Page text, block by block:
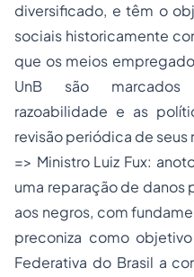
diversificado, e têm o
sociais historicamente
que os meios
UnB são marcados
razoabilidade e as
revisão periódica de seus
=> Ministro Luiz Fux:
uma reparação de danos
aos negros, com
preconiza como
Federativa do Brasil a